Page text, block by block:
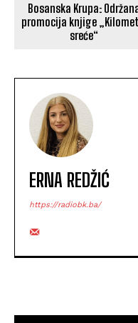
Bosanska Krupa:
promocija knjige
sreće“
ERNA REDŽIĆ
https://radiobk.ba/